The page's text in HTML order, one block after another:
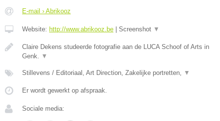
E-mail › Abrikooz
Website: http://www.abrikooz.be Screenshot ▼
Claire Dekens studeerde fotografie aan de LUCA Schoof of Arts in
Genk.
▼
Stillevens / Editoriaal, Art Direction, Zakelijke portretten, ▼
Er wordt gewerkt op afspraak.
Sociale media: